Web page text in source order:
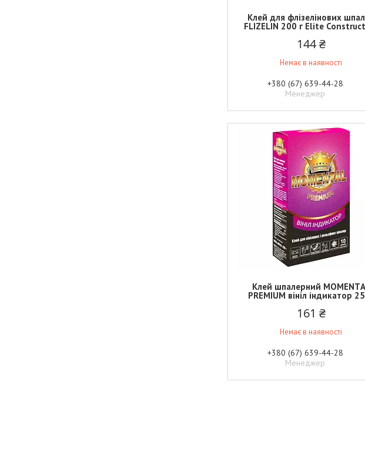
Клей для флізелінових
FLIZELIN 200 г Elite
144 ₴
Немає в наявності
+380 (67) 639-44-28
Менеджер
Клей шпалерний
PREMIUM вініл індикатор
161 ₴
Немає в наявності
+380 (67) 639-44-28
Менеджер